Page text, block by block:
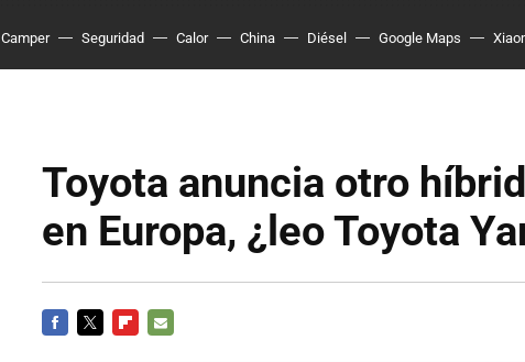
Camper Seguridad Calor China Diésel Google Maps
Toyota anuncia otro
en Europa, ¿leo Toyota